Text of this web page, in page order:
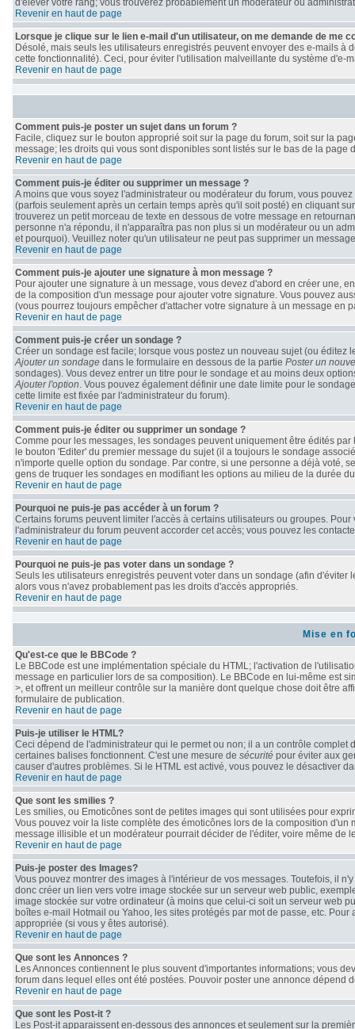
d'élever votre rang; vous trouverez probablement un modérateur ou
Revenir en haut de page
Lorsque je clique sur le lien e-mail d'un utilisateur, on me demande de me
Désolé, mais seuls les utilisateurs enregistrés peuvent envoyer des e-mails
cette fonctionnalité). Ceci, pour éviter l'utilisation malveillante du système d'e-
Revenir en haut de page
Comment puis-je poster un sujet dans un forum ?
Facile, cliquez sur le bouton approprié soit sur la page du forum, soit sur la
message; les droits qui vous sont disponibles sont listés sur le bas de la page
Revenir en haut de page
Comment puis-je éditer ou supprimer un message ?
A moins que vous soyez l'administrateur ou modérateur du forum, vous
(parfois seulement après un certain temps après qu'il soit posté) en cliquant
trouverez un petit morceau de texte en dessous de votre message en
personne n'a répondu, il n'apparaîtra pas non plus si un modérateur ou un
et pourquoi). Veuillez noter qu'un utilisateur ne peut pas supprimer un
Revenir en haut de page
Comment puis-je ajouter une signature à mon message ?
Pour ajouter une signature à un message, vous devez d'abord en créer une,
de la composition d'un message pour ajouter votre signature. Vous pouvez
(vous pourrez toujours empêcher d'attacher votre signature à un message en
Revenir en haut de page
Comment puis-je créer un sondage ?
Créer un sondage est facile; lorsque vous postez un nouveau sujet (ou
Ajouter un sondage dans le formulaire en dessous de la partie Poster un
sondages). Vous devez entrer un titre pour le sondage et au moins deux
Ajouter l'option. Vous pouvez également définir une date limite pour le
cette limite est fixée par l'administrateur du forum).
Revenir en haut de page
Comment puis-je éditer ou supprimer un sondage ?
Comme pour les messages, les sondages peuvent uniquement être édités
le bouton 'Editer' du premier message du sujet (il a toujours le sondage
n'importe quelle option du sondage. Par contre, si une personne a déjà voté,
gens de truquer les sondages en modifiant les options au milieu de la durée
Revenir en haut de page
Pourquoi ne puis-je pas accéder à un forum ?
Certains forums peuvent limiter l'accès à certains utilisateurs ou groupes.
l'administrateur du forum peuvent accorder cet accès; vous pouvez les
Revenir en haut de page
Pourquoi ne puis-je pas voter dans un sondage ?
Seuls les utilisateurs enregistrés peuvent voter dans un sondage (afin
alors vous n'avez probablement pas les droits d'accès appropriés.
Revenir en haut de page
Mise en
Qu'est-ce que le BBCode ?
Le BBCode est une implémentation spéciale du HTML; l'activation de
message en particulier lors de sa composition). Le BBCode en lui-même est
>, et offrent un meilleur contrôle sur la manière dont quelque chose doit être
formulaire de publication.
Revenir en haut de page
Puis-je utiliser le HTML?
Ceci dépend de l'administrateur qui le permet ou non; il a un contrôle
certaines balises fonctionnent. C'est une mesure de sécurité pour éviter aux
causer d'autres problèmes. Si le HTML est activé, vous pouvez le désactiver
Revenir en haut de page
Que sont les smilies ?
Les smilies, ou Emoticônes sont de petites images qui sont utilisées pour
Vous pouvez voir la liste complète des émoticônes lors de la composition
message illisible et un modérateur pourrait décider de l'éditer, voire même de
Revenir en haut de page
Puis-je poster des Images?
Vous pouvez montrer des images à l'intérieur de vos messages. Toutefois, il
donc créer un lien vers votre image stockée sur un serveur web public,
image stockée sur votre ordinateur (à moins que celui-ci soit un serveur web
boîtes e-mail Hotmail ou Yahoo, les sites protégés par mot de passe, etc.
appropriée (si vous y êtes autorisé).
Revenir en haut de page
Que sont les Annonces ?
Les Annonces contiennent le plus souvent d'importantes informations; vous
forum dans lequel elles ont été postées. Pouvoir poster une annonce dépend
Revenir en haut de page
Que sont les Post-it ?
Les Post-it apparaissent en-dessous des annonces et seulement sur la